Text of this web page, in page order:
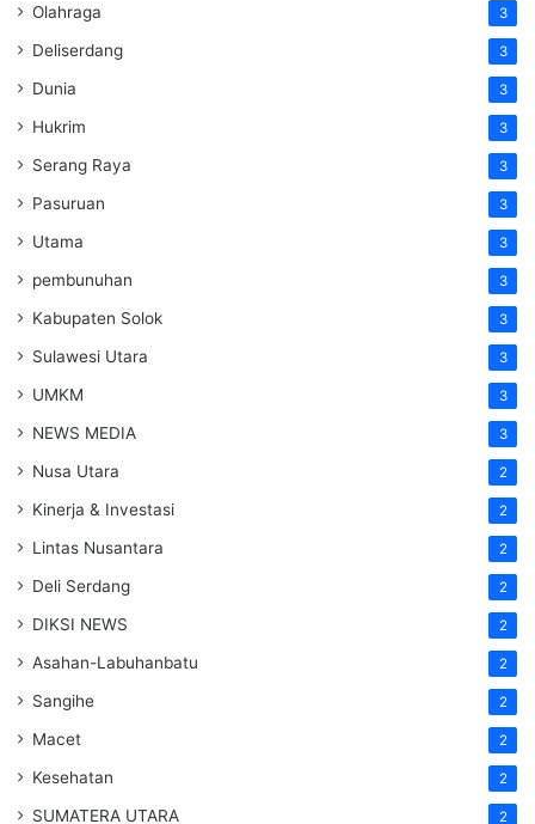
Olahraga 3
Deliserdang 3
Dunia 3
Hukrim 3
Serang Raya 3
Pasuruan 3
Utama 3
pembunuhan 3
Kabupaten Solok 3
Sulawesi Utara 3
UMKM 3
NEWS MEDIA 3
Nusa Utara 2
Kinerja & Investasi 2
Lintas Nusantara 2
Deli Serdang 2
DIKSI NEWS 2
Asahan-Labuhanbatu 2
Sangihe 2
Macet 2
Kesehatan 2
SUMATERA UTARA 2